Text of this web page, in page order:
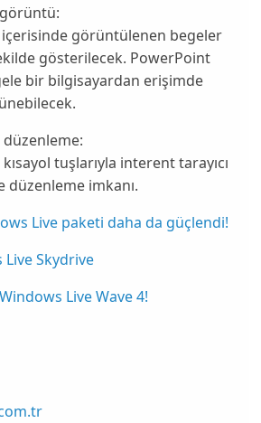
içerisinde görüntülenen begeler
gösterilecek. PowerPoint
bir bilgisayardan erişimde
düzenleme:
tuşlarıyla interent tarayıcı
düzenleme imkanı.
Live paketi daha da güçlendi!
Skydrive
Live Wave 4!